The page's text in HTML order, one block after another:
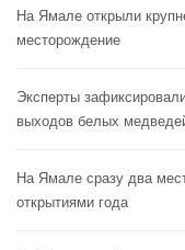
На Ямале открыли
месторождение
Эксперты
выходов белых
На Ямале сразу два
открытиями года